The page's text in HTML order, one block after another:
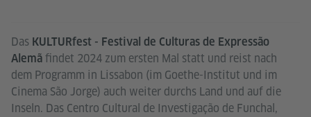
Das KULTURfest - Festival de Culturas de Expressão
Alemã findet 2024 zum ersten Mal statt und reist nach
dem Programm in Lissabon (im Goethe-Institut und im
Cinema São Jorge) auch weiter durchs Land und auf die
Inseln. Das Centro Cultural de Investigação de Funchal,